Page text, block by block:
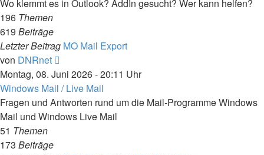
Wo klemmt es in Outlook? AddIn gesucht? Wer kann helfen?
196 Themen
619 Beiträge
Letzter Beitrag MO Mail Export
von DNRnet
Beitrag
Montag, 08. Juni 2026 - 20:11 Uhr
Windows Mail / Live Mail
Fragen und Antworten rund um die Mail-Programme Windows
Mail und Windows Live Mail
51 Themen
173 Beiträge